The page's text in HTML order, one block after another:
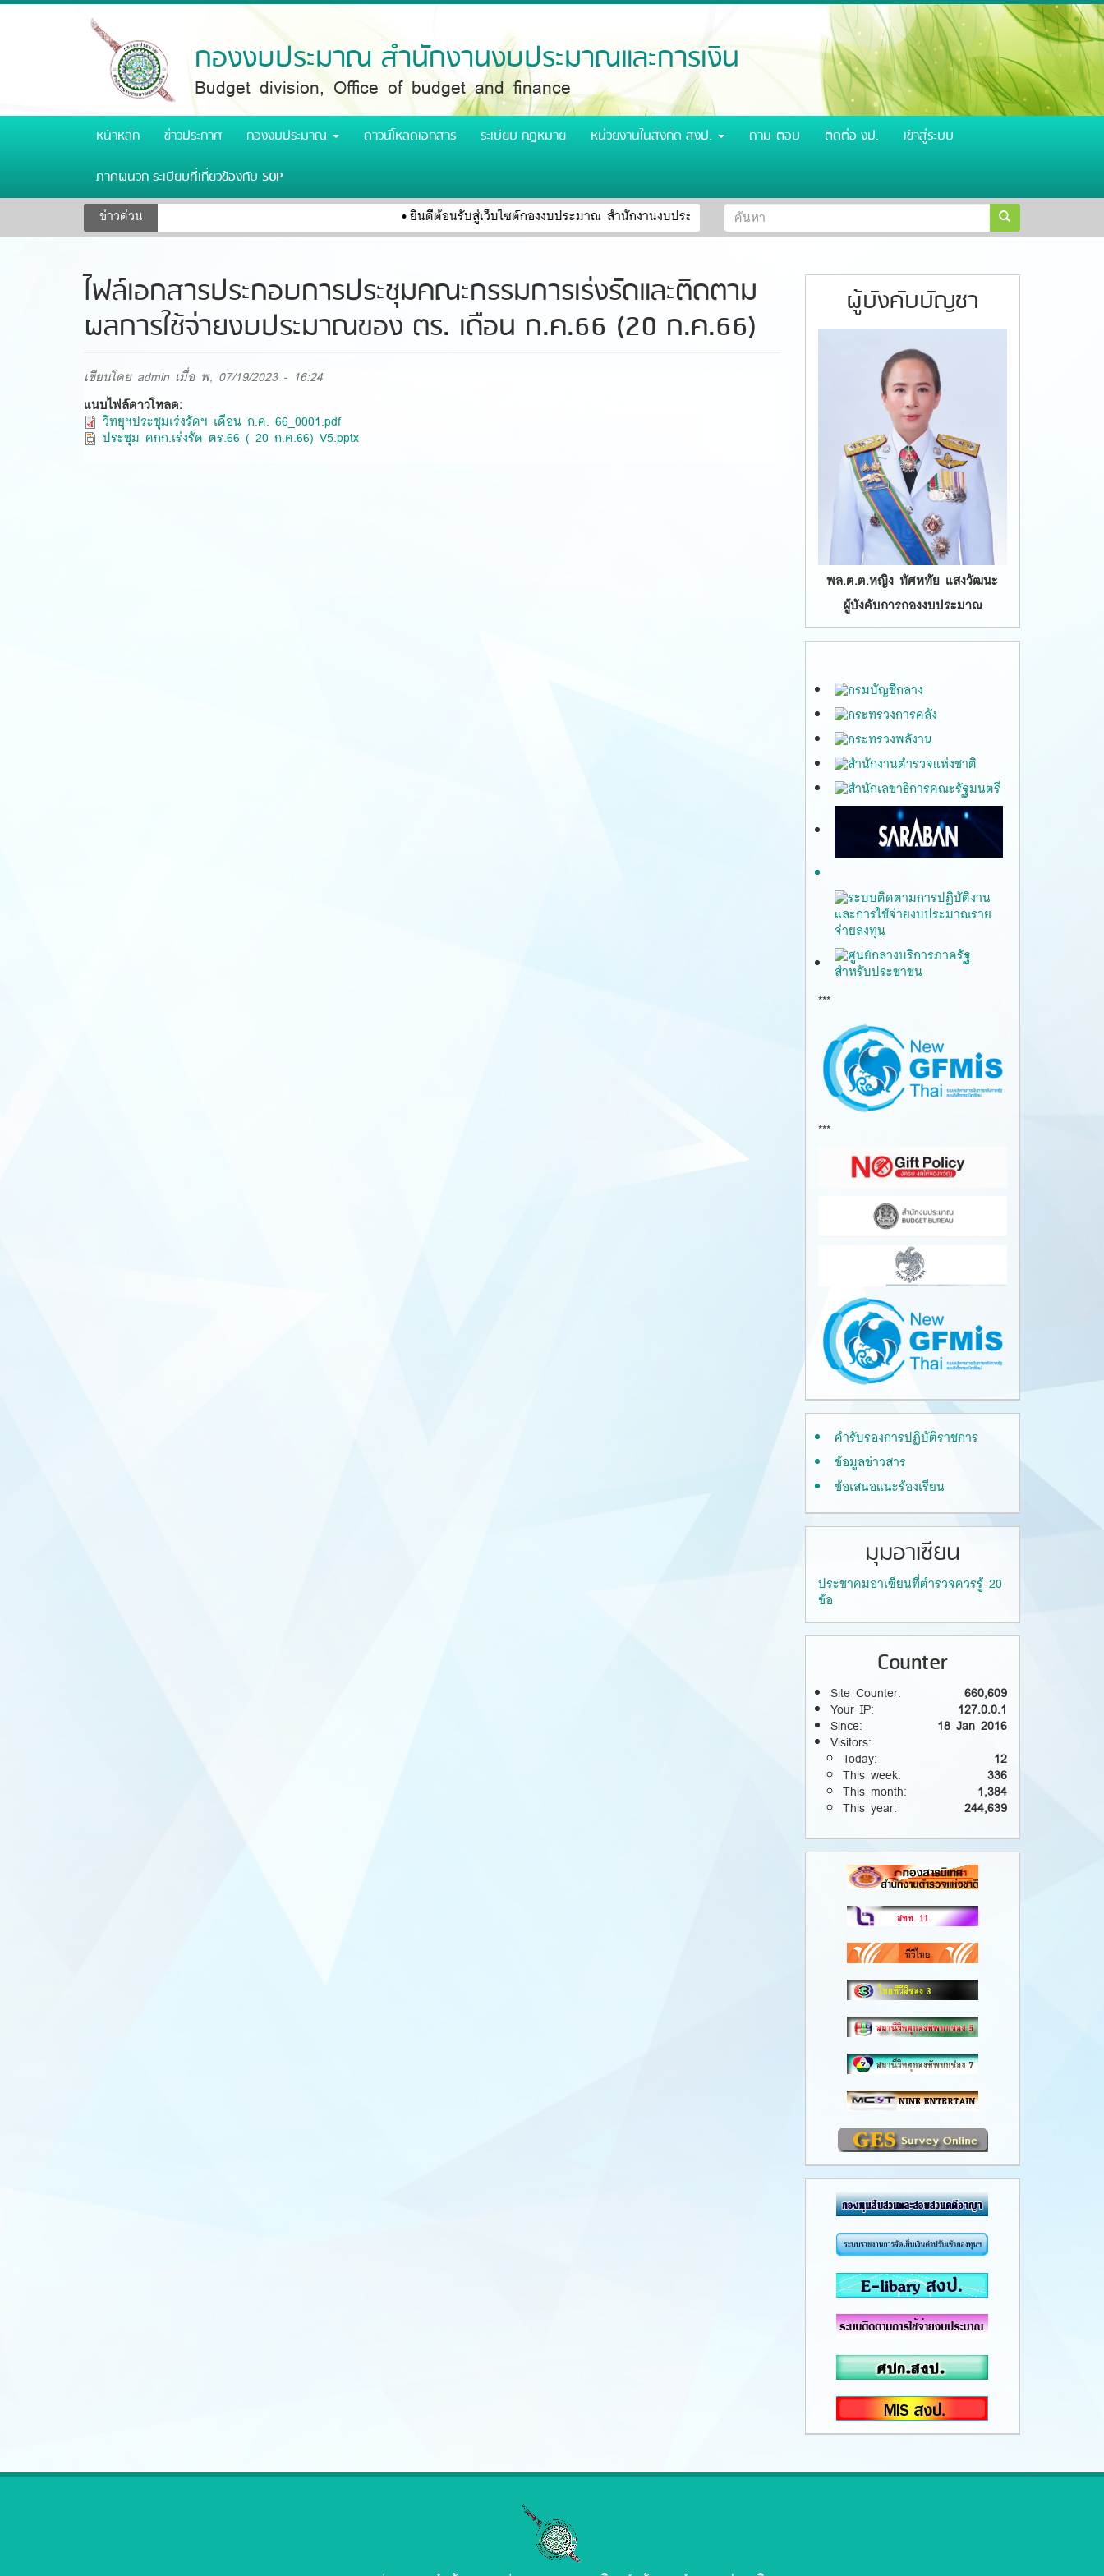
Skip
กองงบประมาณ สำนักงานงบประมาณและการเงิน
Budget division, Office of budget and finance
หน้าหลัก ข่าวประกาศ กองงบประมาณ ดาวน์โหลดเอกสาร ระเบียบ กฎหมาย หน่วยงานในสังกัด สงป. ถาม-ตอบ ติดต่อ งป.
เข้าสู่ระบบ
ภาคผนวก ระเบียบที่เกี่ยวข้องกับ SOP
ข่าวด่วน
ยินดีต้อนรับสู่เว็บไซต์กองงบประมาณ สำนักงานงบประมาณและการเงิน สำนักงานตำรวจแห่งชาติ วิสัยทัศน์ ผู้บัญชาการตำรวจแห่งช
ฟอร์ม
ค้นหา
ค้นหา
ไฟล์เอกสารประกอบการประชุมคณะกรรมการเร่งรัดและติดตาม
ผลการใช้จ่ายงบประมาณของ ตร. เดือน ก.ค.66 (20 ก.ค.66)
เขียนโดย admin เมื่อ พ, 07/19/2023 - 16:24
แนบไฟล์ดาวโหลด:
วิทยุฯประชุมเร๋งรัดฯ เดือน ก.ค. 66_0001.pdf
ประชุม คกก.เร่งรัด ตร.66 ( 20 ก.ค.66) V5.pptx
ผู้บังคับบัญชา
S__61079578.jpg
พล.ต.ต.หญิง ทัศหทัย แสงวัฒนะ
ผู้บังคับการกองงบประมาณ
***
gfmis
***
คำรับรองการปฏิบัติราชการ
ข้อมูลข่าวสาร
ข้อเสนอแนะร้องเรียน
มุมอาเซียน
ประชาคมอาเซียนที่ตำรวจควรรู้ 20
ข้อ
Counter
Site Counter: 660,609
Your IP: 127.0.0.1
Since: 18 Jan 2016
Visitors:
Today: 12
This week: 336
This month: 1,384
This year: 244,639